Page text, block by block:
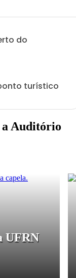
do
turístico
a Auditório
UFRN